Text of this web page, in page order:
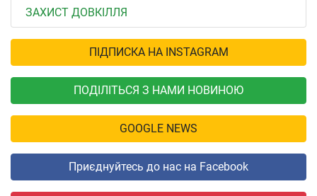
ЗАХИСТ ДОВКІЛЛЯ
ПІДПИСКА НА INSTAGRAM
ПОДІЛІТЬСЯ З НАМИ НОВИНОЮ
GOOGLE NEWS
Приєднуйтесь до нас на Facebook